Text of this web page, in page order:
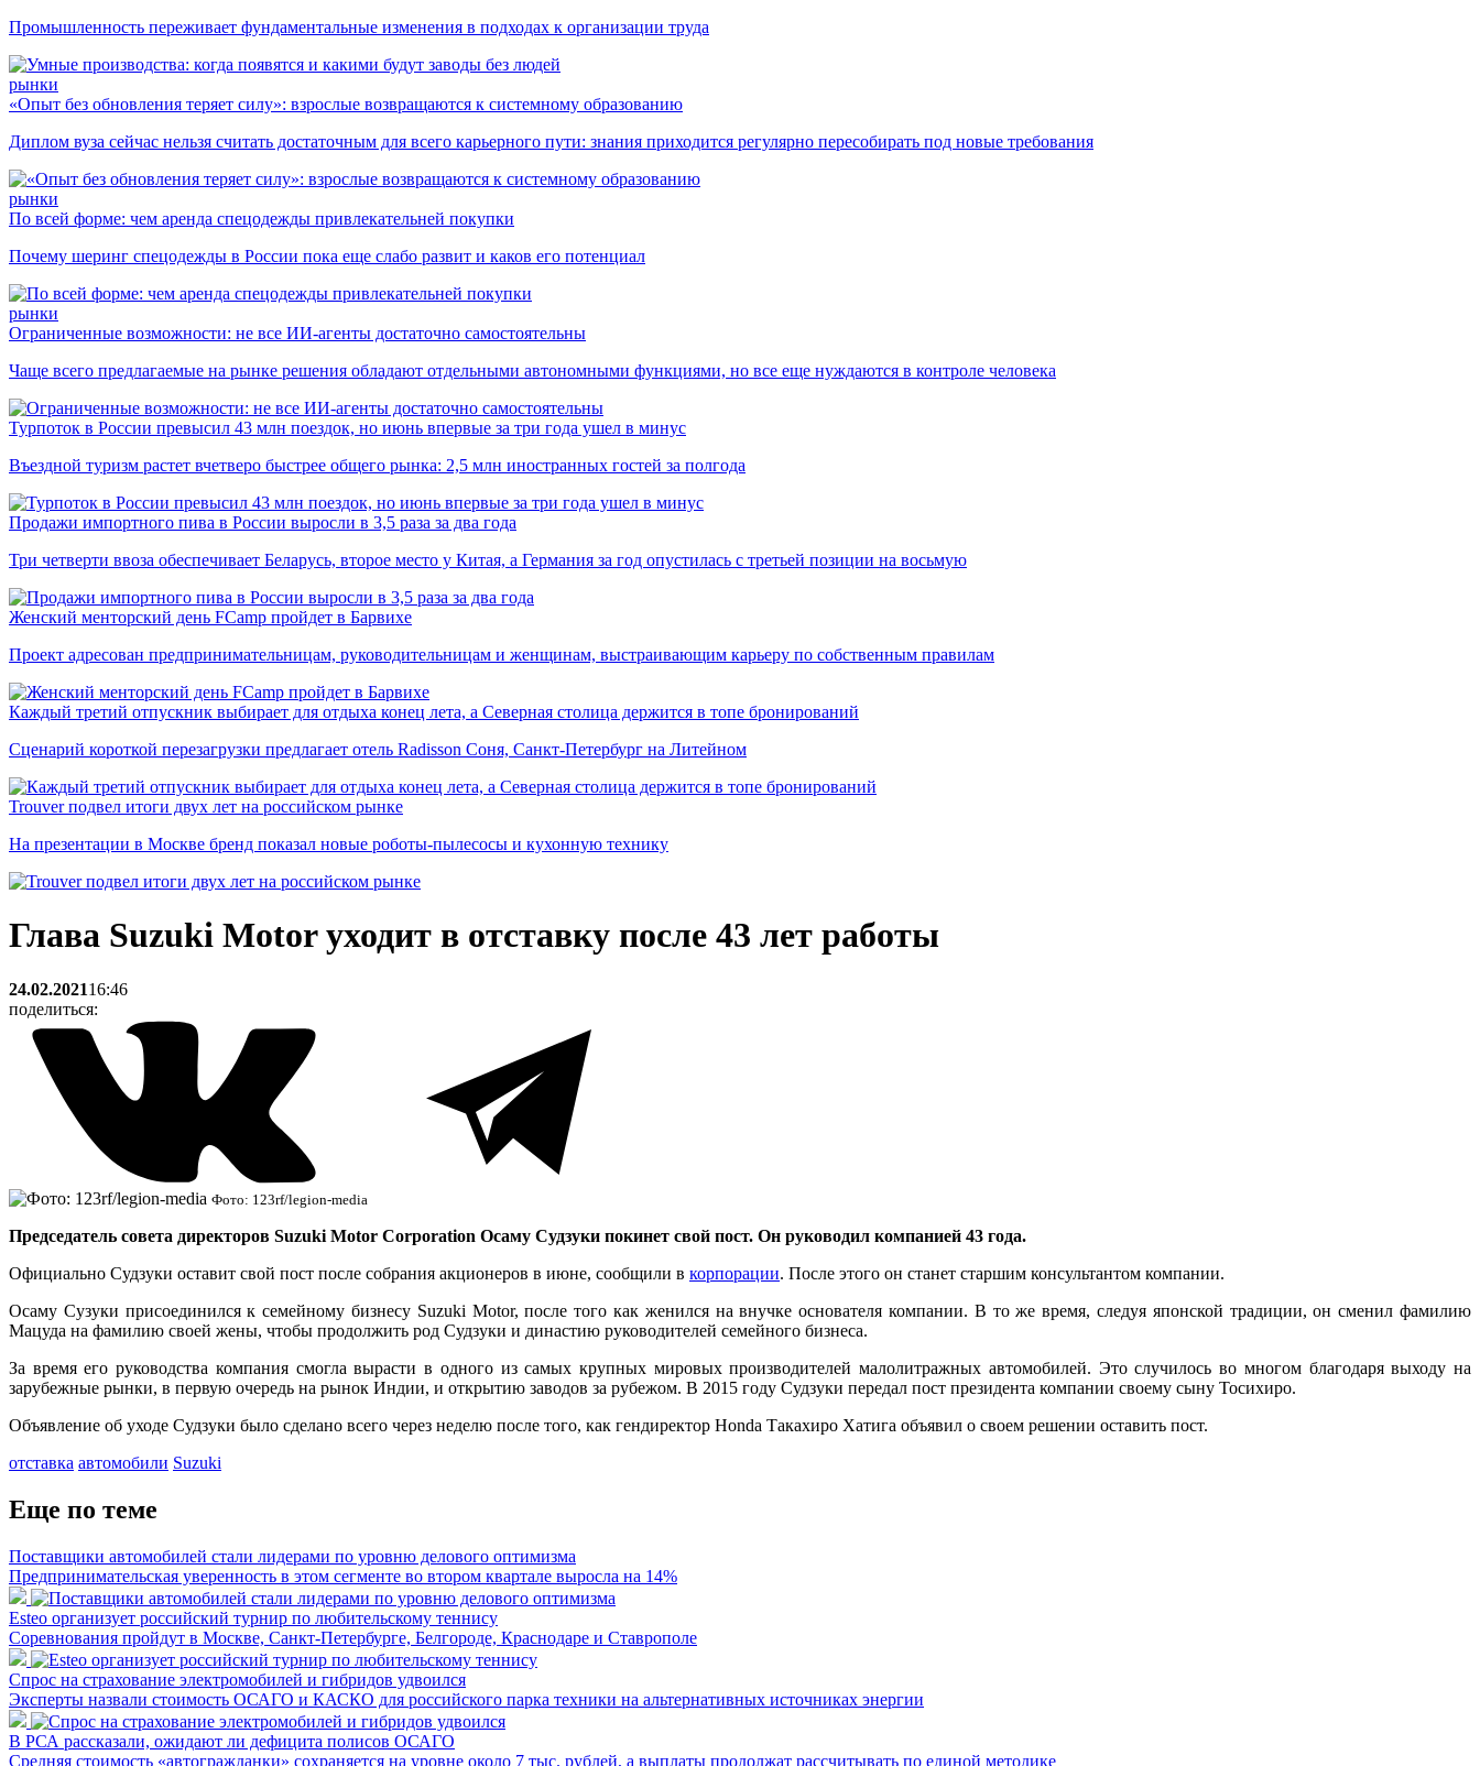
Промышленность переживает фундаментальные изменения в подходах к организации труда
рынки
«Опыт без обновления теряет силу»: взрослые возвращаются к системному образованию
Диплом вуза сейчас нельзя считать достаточным для всего карьерного пути: знания приходится регулярно пересобирать под новые требования
рынки
По всей форме: чем аренда спецодежды привлекательней покупки
Почему шеринг спецодежды в России пока еще слабо развит и каков его потенциал
рынки
Ограниченные возможности: не все ИИ-агенты достаточно самостоятельны
Чаще всего предлагаемые на рынке решения обладают отдельными автономными функциями, но все еще нуждаются в контроле человека
Турпоток в России превысил 43 млн поездок, но июнь впервые за три года ушел в минус
Въездной туризм растет вчетверо быстрее общего рынка: 2,5 млн иностранных гостей за полгода
Продажи импортного пива в России выросли в 3,5 раза за два года
Три четверти ввоза обеспечивает Беларусь, второе место у Китая, а Германия за год опустилась с третьей позиции на восьмую
Женский менторский день FCamp пройдет в Барвихе
Проект адресован предпринимательницам, руководительницам и женщинам, выстраивающим карьеру по собственным правилам
Каждый третий отпускник выбирает для отдыха конец лета, а Северная столица держится в топе бронирований
Сценарий короткой перезагрузки предлагает отель Radisson Соня, Санкт-Петербург на Литейном
Trouver подвел итоги двух лет на российском рынке
На презентации в Москве бренд показал новые роботы-пылесосы и кухонную технику
Глава Suzuki Motor уходит в отставку после 43 лет работы
24.02.202116:46
поделиться:
Фото: 123rf/legion-media
Председатель совета директоров Suzuki Motor Corporation Осаму Судзуки покинет свой пост. Он руководил компанией 43 года.
Официально Судзуки оставит свой пост после собрания акционеров в июне, сообщили в корпорации. После этого он станет старшим консультантом компании.
Осаму Сузуки присоединился к семейному бизнесу Suzuki Motor, после того как женился на внучке основателя компании. В то же время, следуя японской традиции, он сменил фамилию
Мацуда на фамилию своей жены, чтобы продолжить род Судзуки и династию руководителей семейного бизнеса.
За время его руководства компания смогла вырасти в одного из самых крупных мировых производителей малолитражных автомобилей. Это случилось во многом благодаря выходу на
зарубежные рынки, в первую очередь на рынок Индии, и открытию заводов за рубежом. В 2015 году Судзуки передал пост президента компании своему сыну Тосихиро.
Объявление об уходе Судзуки было сделано всего через неделю после того, как гендиректор Honda Такахиро Хатига объявил о своем решении оставить пост.
отставка автомобили Suzuki
Еще по теме
Поставщики автомобилей стали лидерами по уровню делового оптимизма
Предпринимательская уверенность в этом сегменте во втором квартале выросла на 14%
Esteo организует российский турнир по любительскому теннису
Соревнования пройдут в Москве, Санкт-Петербурге, Белгороде, Краснодаре и Ставрополе
Спрос на страхование электромобилей и гибридов удвоился
Эксперты назвали стоимость ОСАГО и КАСКО для российского парка техники на альтернативных источниках энергии
В РСА рассказали, ожидают ли дефицита полисов ОСАГО
Средняя стоимость «автогражданки» сохраняется на уровне около 7 тыс. рублей, а выплаты продолжат рассчитывать по единой методике